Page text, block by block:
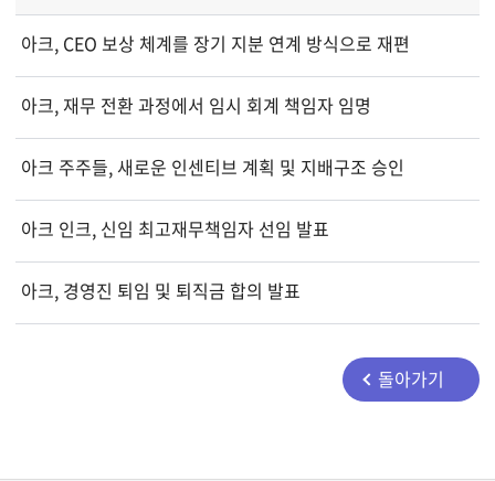
아크, CEO 보상 체계를 장기 지분 연계 방식으로 재편
아크, 재무 전환 과정에서 임시 회계 책임자 임명
아크 주주들, 새로운 인센티브 계획 및 지배구조 승인
아크 인크, 신임 최고재무책임자 선임 발표
아크, 경영진 퇴임 및 퇴직금 합의 발표
돌아가기